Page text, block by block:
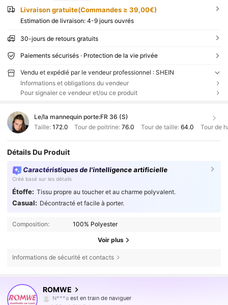
Livraison gratuite(Commandes ≥ 39,00€)
Estimation de livraison: 4-9 jours ouvrés
30-jours de retours gratuits
Paiements sécurisés · Protection de la vie privée
Vendu et expédié par le vendeur professionnel : SHEIN
Informations et obligations du vendeur
Pour signaler ce vendeur et/ou ce produit
Le/la mannequin porte:FR 36 (S)
Taille: 172.0 Tour de poitrine:76.0 Tour de taille: 64.0 Tour de
Détails Du Produit
Caractéristiques de l'intelligence artificielle
Créé basé sur les détails
Étoffe: Tissu propre au toucher et au charme polyvalent.
Casual: Décontracté et facile à porter.
Composition: 100% Polyester
Voir plus
Informations de sécurité et contacts
ROMWE
N***aest en train de naviguer
4,86
4.2M Suiveurs